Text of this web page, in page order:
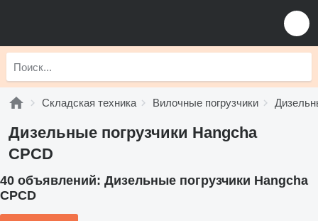
Складская техника Вилочные погрузчики
Дизельные погрузчики Hangcha
CPCD
40 объявлений: Дизельные погрузчики Hangcha
CPCD